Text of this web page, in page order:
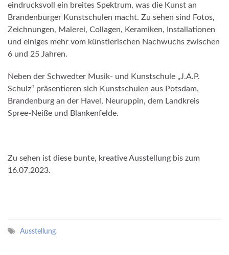
eindrucksvoll ein breites Spektrum, was die Kunst an
Brandenburger Kunstschulen macht. Zu sehen sind Fotos,
Zeichnungen, Malerei, Collagen, Keramiken, Installationen
und einiges mehr vom künstlerischen Nachwuchs zwischen
6 und 25 Jahren.
Neben der Schwedter Musik- und Kunstschule „J.A.P.
Schulz“ präsentieren sich Kunstschulen aus Potsdam,
Brandenburg an der Havel, Neuruppin, dem Landkreis
Spree-Neiße und Blankenfelde.
Zu sehen ist diese bunte, kreative Ausstellung bis zum
16.07.2023.
Ausstellung